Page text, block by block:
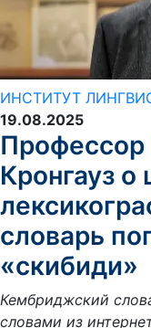
ИНСТИТУТ
19.08.2025
Кронгауз
словарь
«скибиди»
Кембриджский
словами из